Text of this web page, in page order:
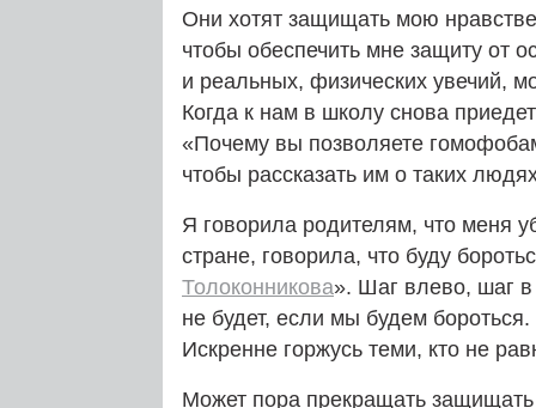
Они хотят защищать мою
чтобы обеспечить мне защиту от
и реальных, физических увечий,
Когда к нам в школу снова
«Почему вы позволяете
чтобы рассказать им о таких
Я говорила родителям, что меня
стране, говорила, что буду
Толоконникова». Шаг влево, шаг
не будет, если мы будем
Искренне горжусь теми, кто не
Может пора прекращать